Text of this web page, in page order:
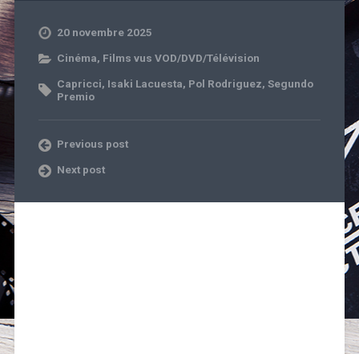
20 novembre 2025
Cinéma, Films vus VOD/DVD/Télévision
Capricci, Isaki Lacuesta, Pol Rodriguez, Segundo
Premio
Previous post
Next post